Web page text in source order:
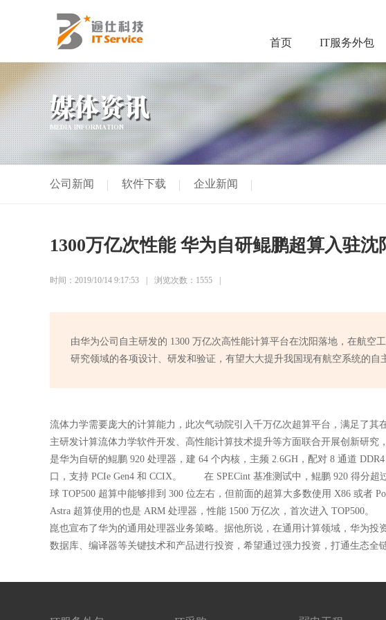
首页 IT服务外包
媒体资讯
MEDIA INFORMATION
公司新闻 软件下载 企业新闻
1300万亿次性能 华为自研鲲鹏超算入驻沈
时间：2019/10/14 9:17:53 浏览次数：1555
由华为公司自主研发的 1300 万亿次高性能计算平台在沈阳落地，在航空
研究领域的各项设计、研发和验证，有望大大提升我国现有航空系统的自
流体力学需要庞大的计算能力，此次气动院引入千万亿次超算平台，满足了
主研发计算流体力学软件开发、高性能计算技术提升等方面联合开展创新
是华为自研的鲲鹏 920 处理器，建 64 个内核，主频 2.6GH，配对 8 通道
口，支持 PCIe Gen4 和 CCIX。 在 SPECint 基准测试中，鲲鹏 920 得分
球 TOP500 超算中能够排到 300 位左右，但前面的超算大多数使用 X86 或者
Astra 超算使用的也是 ARM 处理器，性能 1500 万亿次，首次进入 TOP500
崑也宣布了华为的通用处理器业务策略。据他所说，在通用计算领域，华为
数据库、编译器等关键技术和产品进行投资，希望通过强力投资，打通生态全